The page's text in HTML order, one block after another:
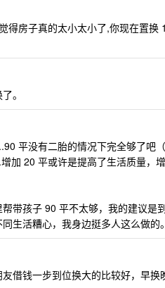
得房子真的太小太小了,你现在置
。
平没有二胎的情况下完全够了吧
加 20 平或许是提高了生活质量，
带孩子 90 平不太够，我的建议是
生活糟心，我身边挺多人这么做的。
借钱一步到位换大的比较好，早